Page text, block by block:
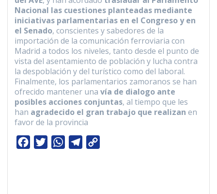
Nacional las cuestiones planteadas mediante
iniciativas parlamentarias en el Congreso y en
el Senado, conscientes y sabedores de la
importación de la comunicación ferroviaria con
Madrid a todos los niveles, tanto desde el punto de
vista del asentamiento de población y lucha contra
la despoblación y del turístico como del laboral.
Finalmente, los parlamentarios zamoranos se han
ofrecido mantener una vía de dialogo ante
posibles acciones conjuntas, al tiempo que les
han agradecido el gran trabajo que realizan en
favor de la provincia
W